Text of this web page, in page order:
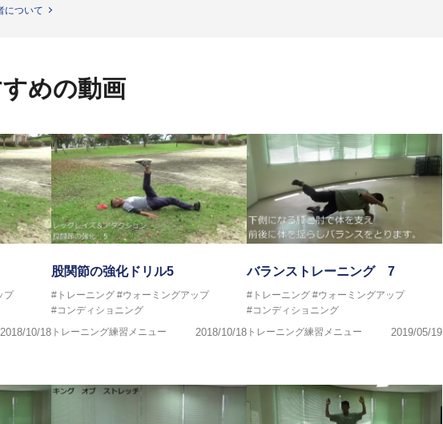
高校野球部
球部
球部
教育学校野球部
野球部
野球部
洋大学短期大学部ソフトボール部
愛媛大学医学部準硬式野球部 他
日本トレーニング指導者協会 JATI?ATI
る内容を～
について
めの動画
プ
2018/10/18
股関節の強化ドリル5
#トレーニング #ウォーミングアップ
#コンディショニング
トレーニング練習メニュー
2018/10/18
バランストレーニング 7
#トレーニング #ウォーミングアップ
#コンディショニング
トレーニング練習メニュー
2019/05/19